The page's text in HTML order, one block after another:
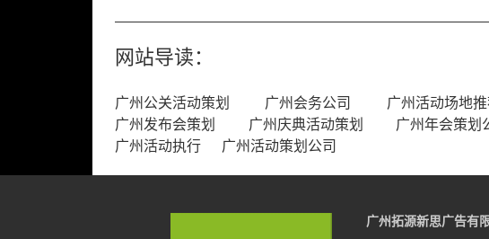
网站导读：
广州公关活动策划 广州会务公司 广州活动场地
广州发布会策划
广州庆典活动策划 广州年会策划
广州活动执行
广州活动策划公司
广州拓源新思广告有